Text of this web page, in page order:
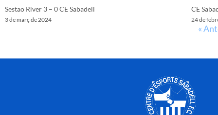
Sestao River 3 – 0 CE Sabadell
3 de març de 2024
CE
24 de
«